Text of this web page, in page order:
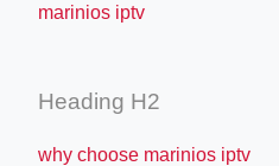
marinios iptv
Heading H2
why choose marinios iptv